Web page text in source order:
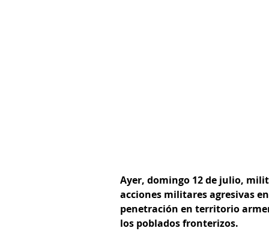
Ayer, domingo 12 de julio,
acciones militares agresivas
penetración en territorio
los poblados fronterizos.